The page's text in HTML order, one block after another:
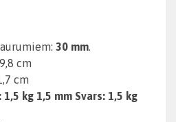
30 mm.
cm
cm
kg 1,5 mm Svars: 1,5 kg